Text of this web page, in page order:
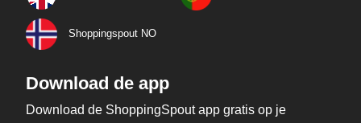
Shoppingspout NO
Download de app
Download de ShoppingSpout app gratis op je